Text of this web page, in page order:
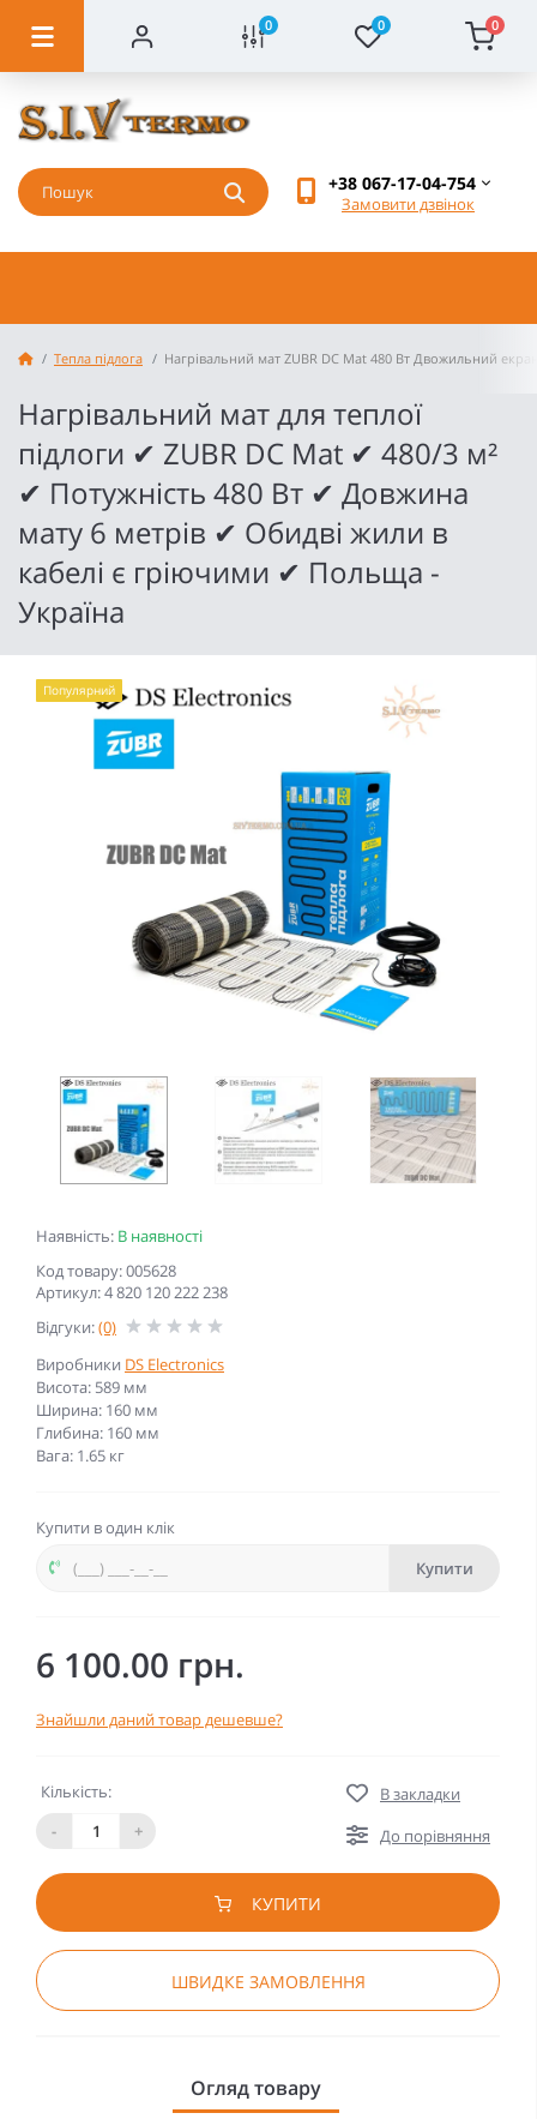
0 0 0
+38 067-17-04-754
Замовити дзвінок
Тепла підлога Нагрівальний мат ZUBR DC Mat 480 Вт Двожильний
Нагрівальний мат для теплої
підлоги ✔ ZUBR DC Mat ✔ 480/3 м²
✔ Потужність 480 Вт ✔ Довжина
мату 6 метрів ✔ Обидві жили в
кабелі є гріючими ✔ Польща -
Україна
Наявність: В наявності
Код товару: 005628
Артикул: 4 820 120 222 238
Відгуки:(0)
Виробники DS Electronics
Висота: 589 мм
Ширина: 160 мм
Глибина: 160 мм
Вага: 1.65 кг
Популярний
Купити в один клік
Купити
6 100.00 грн.
Знайшли даний товар дешевше?
Кількість:
-
+
В закладки
До порівняння
КУПИТИ
ШВИДКЕ ЗАМОВЛЕННЯ
Огляд товару